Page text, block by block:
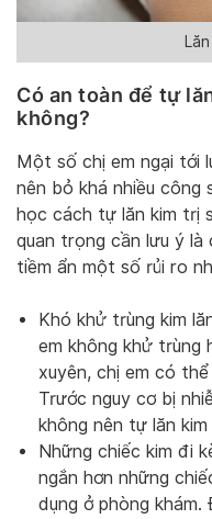
Có an toàn để tự
không?
Một số chị em ngại tới
nên bỏ khá nhiều công
học cách tự lăn kim trị
quan trọng cần lưu ý
tiềm ẩn một số rủi ro
Khó khử trùng kim
em không khử trùng
xuyên, chị em có
Trước nguy cơ bị
không nên tự lăn kim
Những chiếc kim đi
ngắn hơn những
dụng ở phòng